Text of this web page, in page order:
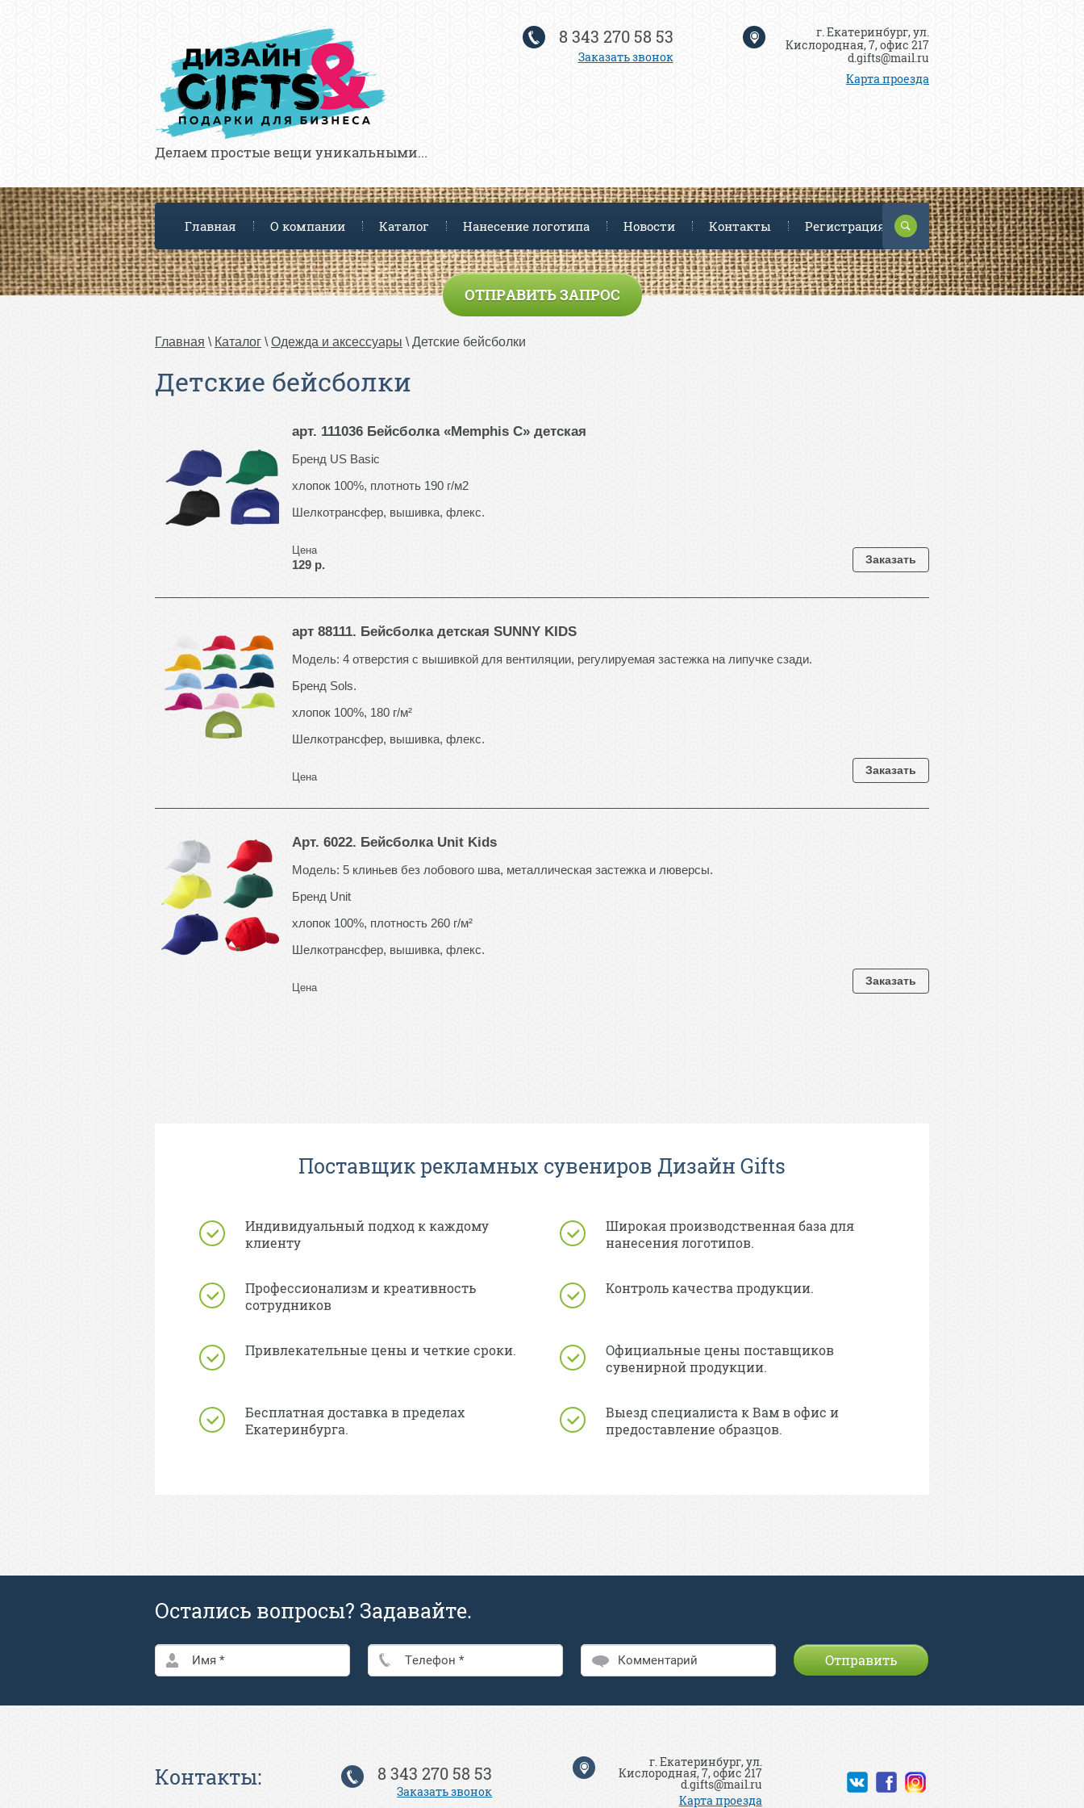
Делаем простые вещи уникальными...
8 343 270 58 53
Заказать звонок
г. Екатеринбург, ул.
Кислородная, 7, офис 217
d.gifts@mail.ru
Карта проезда
Главная О компании Каталог Нанесение логотипа Новости Контакты Регистрация
ОТПРАВИТЬ ЗАПРОС
Главная \ Каталог \ Одежда и аксессуары \ Детские бейсболки
Детские бейсболки
арт. 111036 Бейсболка «Memphis C» детская
Бренд US Basic
хлопок 100%, плотноть 190 г/м2
Шелкотрансфер, вышивка, флекс.
Цена
129 р. Заказать
арт 88111. Бейсболка детская SUNNY KIDS
Модель: 4 отверстия с вышивкой для вентиляции, регулируемая застежка на липучке сзади.
Бренд Sols.
хлопок 100%, 180 г/м²
Шелкотрансфер, вышивка, флекс.
Цена
Заказать
Арт. 6022. Бейсболка Unit Kids
Модель: 5 клиньев без лобового шва, металлическая застежка и люверсы.
Бренд Unit
хлопок 100%, плотность 260 г/м²
Шелкотрансфер, вышивка, флекс.
Цена
Заказать
Поставщик рекламных сувениров Дизайн Gifts
Индивидуальный подход к каждому
клиенту
Широкая производственная база для
нанесения логотипов.
Профессионализм и креативность
сотрудников
Контроль качества продукции.
Привлекательные цены и четкие сроки.
Официальные цены поставщиков
сувенирной продукции.
Бесплатная доставка в пределах
Екатеринбурга.
Выезд специалиста к Вам в офис и
предоставление образцов.
Остались вопросы? Задавайте.
Отправить
Контакты: 8 343 270 58 53
Заказать звонок
г. Екатеринбург, ул.
Кислородная, 7, офис 217
d.gifts@mail.ru
Карта проезда